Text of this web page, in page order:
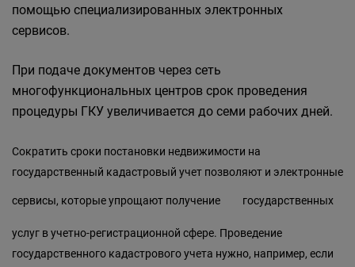
помощью специализированных электронных
сервисов.
При подаче документов через сеть
многофункциональных центров срок проведения
процедуры ГКУ увеличивается до семи рабочих дней.
Сократить сроки постановки недвижимости на
государственный кадастровый учет позволяют и электронные
сервисы, которые упрощают получение государственных
услуг в учетно-регистрационной сфере. Проведение
государственного кадастрового учета нужно, например, если